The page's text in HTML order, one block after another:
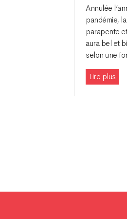
Annulée
pandémie,
parapente
aura bel et
selon une
Lire plus